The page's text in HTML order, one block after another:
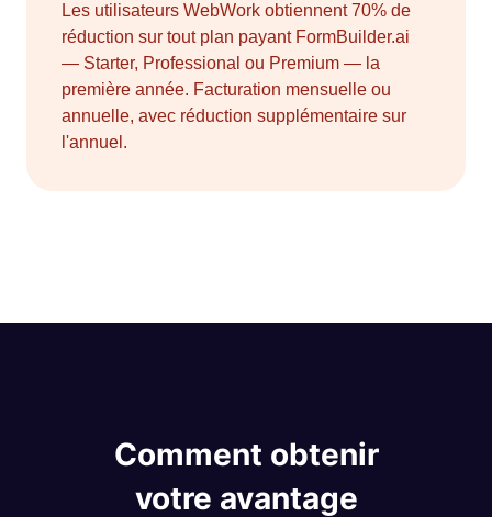
Les utilisateurs WebWork obtiennent 70% de
réduction sur tout plan payant FormBuilder.ai
— Starter, Professional ou Premium — la
première année. Facturation mensuelle ou
annuelle, avec réduction supplémentaire sur
l'annuel.
Comment obtenir
votre avantage